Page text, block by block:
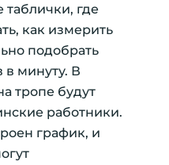
где
как измерить
подобрать
в минуту. В
тропе будут
работники.
график, и